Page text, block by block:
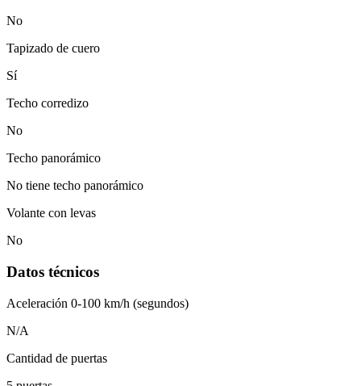
No
Tapizado de cuero
Sí
Techo corredizo
No
Techo panorámico
No tiene techo panorámico
Volante con levas
No
Datos técnicos
Aceleración 0-100 km/h (segundos)
N/A
Cantidad de puertas